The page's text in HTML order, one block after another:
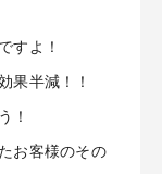
すよ！
果半減！！
！
お客様のその